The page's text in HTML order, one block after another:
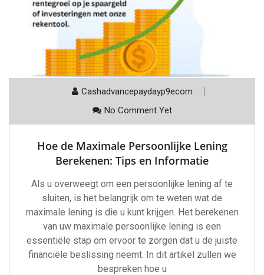
Cashadvancepaydayp9ecom
No Comment Yet
Hoe de Maximale Persoonlijke Lening
Berekenen: Tips en Informatie
Als u overweegt om een persoonlijke lening af te
sluiten, is het belangrijk om te weten wat de
maximale lening is die u kunt krijgen. Het berekenen
van uw maximale persoonlijke lening is een
essentiële stap om ervoor te zorgen dat u de juiste
financiële beslissing neemt. In dit artikel zullen we
bespreken hoe u